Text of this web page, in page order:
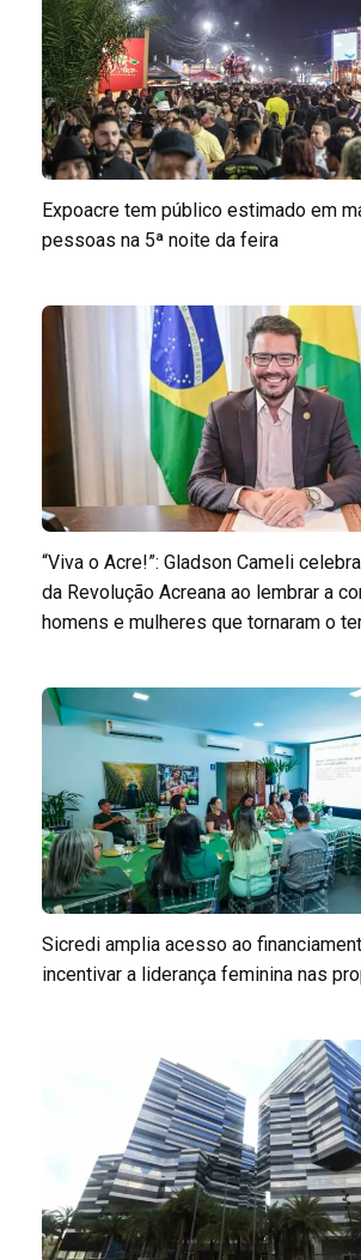
Expoacre tem público estimado em
pessoas na 5ª noite da feira
“Viva o Acre!”: Gladson Cameli
da Revolução Acreana ao lembrar a
homens e mulheres que tornaram o
Sicredi amplia acesso ao
incentivar a liderança feminina nas